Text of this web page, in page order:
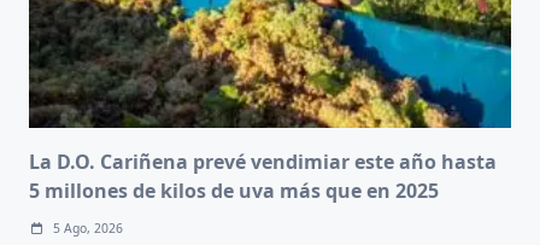
La D.O. Cariñena prevé vendimiar este año hasta
5 millones de kilos de uva más que en 2025
5 Ago, 2026